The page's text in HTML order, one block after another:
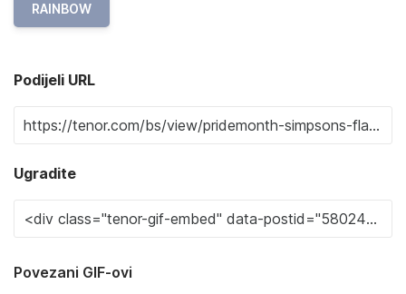
RAINBOW
Podijeli URL
Ugradite
Povezani GIF-ovi